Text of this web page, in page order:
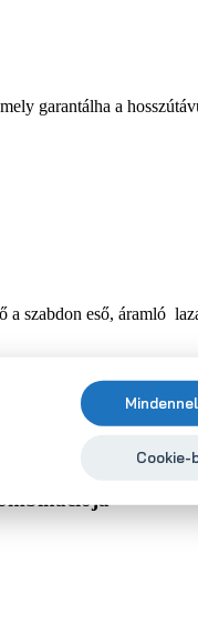
garantálha a
szabdon eső, áramló
Cookie-